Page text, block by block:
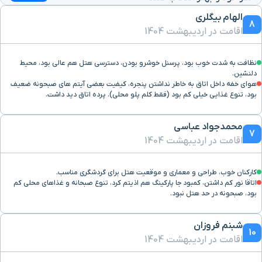
میدان گاز
ترمینال شهید کاراندیش ۸ دقیقه با خودرو (۴ کیلومتر و ۵ متر)
دانشگاه علوم پزشکی شیراز ۸ دقیقه با خودرو (۴ کیلومتر و ۶۷ متر)
سینما سعدی ۶ دقیقه با خودرو (۴ کیلومتر و ۱۸۵ متر)
ایستگاه مترو ولیعصر ۷ دقیقه با خودرو (۴ کیلومتر و ۳۴۴ متر)
رستوران شاطر عباس ۷ دقیقه با خودرو (۴ کیلومتر و ۴۰۰ متر)
بیمارستان نمازی شیراز ۷ دقیقه با خودرو (۴ کیلومتر و ۴۷۰ متر)
8
الهام بیگلری
اقامت در اردیبهشت 1404
نظافت به شدت خوب بود، پرسنل خوشرو بودن، دسترسی هتل هم عالی بود، محیط
دلنشین.
هوای خفه داخل اتاق به خاطر نداشتن پنجره، کیفیت بعضی آیتم های صبحونه ضعیف
بود، تنوع غذایی خیلی کم بود (فقط کلم پلو محلی). پرده اتاق دید داشت.
7
محمدجواد عباسی
اقامت در اردیبهشت 1404
کارکنان خوب، طراحی و معماری و موقعیت هتل برای گردشگری مناسب.
اتاقا نور کم داشتن، کمبود جا پارکینگ هم اذیتم کرد، تنوع صبحانه و غذاهای محلی کم
بود، صبحونه در حد هتل نبود.
10
شبنم فروزان
اقامت در اردیبهشت 1404